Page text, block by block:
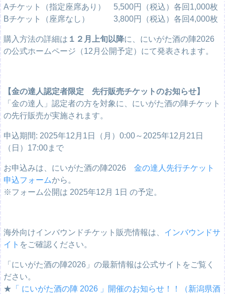
Aチケット（指定座席あり） 5,500円（税込）各回1,000枚
Bチケット（座席なし） 3,800円（税込）各回4,000枚
購入方法の詳細は １２月上旬以降に、にいがた酒の陣2026
の公式ホームページ（12月公開予定）にて発表されます。
【金の達人認定者限定 先行販売チケットのお知らせ】
「金の達人」認定者の方を対象に、にいがた酒の陣チケット
の先行販売が実施されます。
申込期間: 2025年12月1日（月）0:00～2025年12月21日
（日）17:00まで
お申込みは、にいがた酒の陣2026金の達人先行チケット
申込フォームから。
※フォーム公開は 2025年12月 1日 の予定。
海外向けインバウンドチケット販売情報は、 インバウンドサ
イト をご確認ください。
「にいがた酒の陣2026」の最新情報は公式サイトをご覧く
ださい。
★ 「 にいがた酒の陣 2026 」開催のお知らせ！！（新潟県酒